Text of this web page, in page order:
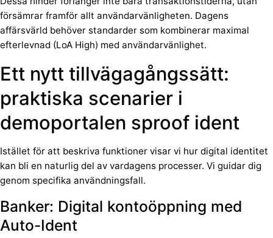
försämrar framför allt användarvänligheten. Dagens
affärsvärld behöver standarder som kombinerar maximal
efterlevnad (LoA High) med användarvänlighet.
Ett nytt tillvägagångssätt:
praktiska scenarier i
demoportalen sproof ident
Istället för att beskriva funktioner visar vi hur digital identitet
kan bli en naturlig del av vardagens processer. Vi guidar dig
genom specifika användningsfall.
Banker: Digital kontoöppning med
Auto-Ident